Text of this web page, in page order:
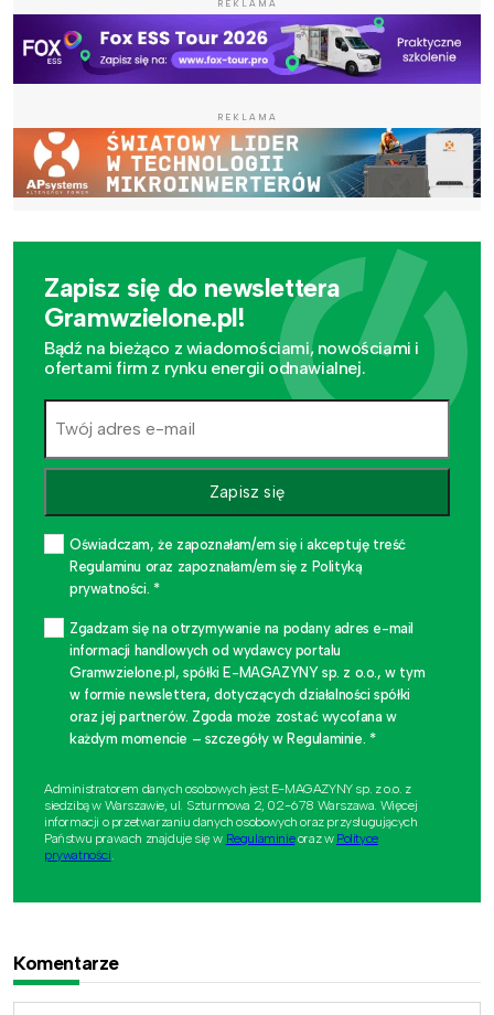
REKLAMA
REKLAMA
Zapisz się do newslettera
Gramwzielone.pl!
Bądź na bieżąco z wiadomościami, nowościami i
ofertami firm z rynku energii odnawialnej.
Zapisz się
Oświadczam, że zapoznałam/em się i akceptuję treść
Regulaminu oraz zapoznałam/em się z Polityką
prywatności. *
Zgadzam się na otrzymywanie na podany adres e-mail
informacji handlowych od wydawcy portalu
Gramwzielone.pl, spółki E-MAGAZYNY sp. z o.o., w tym
w formie newslettera, dotyczących działalności spółki
oraz jej partnerów. Zgoda może zostać wycofana w
każdym momencie – szczegóły w Regulaminie. *
Administratorem danych osobowych jest E-MAGAZYNY sp. z o.o. z
siedzibą w Warszawie, ul. Szturmowa 2, 02-678 Warszawa. Więcej
informacji o przetwarzaniu danych osobowych oraz przysługujących
Państwu prawach znajduje się w Regulaminieoraz w Polityce
prywatności.
Komentarze